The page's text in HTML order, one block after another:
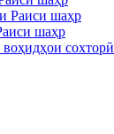
Раиси шаҳр
шаҳр
сохторӣ